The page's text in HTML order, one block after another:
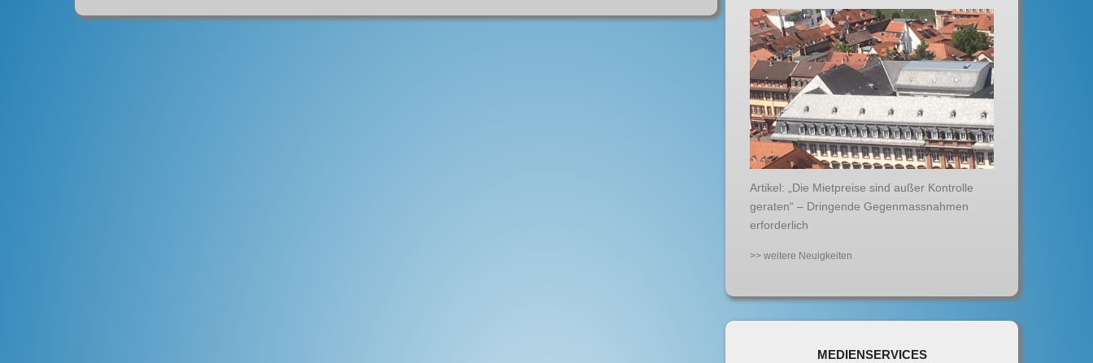
Artikel: „Die Mietpreise sind außer Kontrolle
geraten“ – Dringende Gegenmassnahmen
erforderlich
>> weitere Neuigkeiten
MEDIENSERVICES